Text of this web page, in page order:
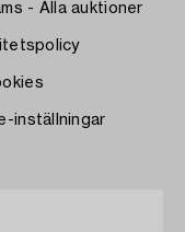
- Alla auktioner
inställningar